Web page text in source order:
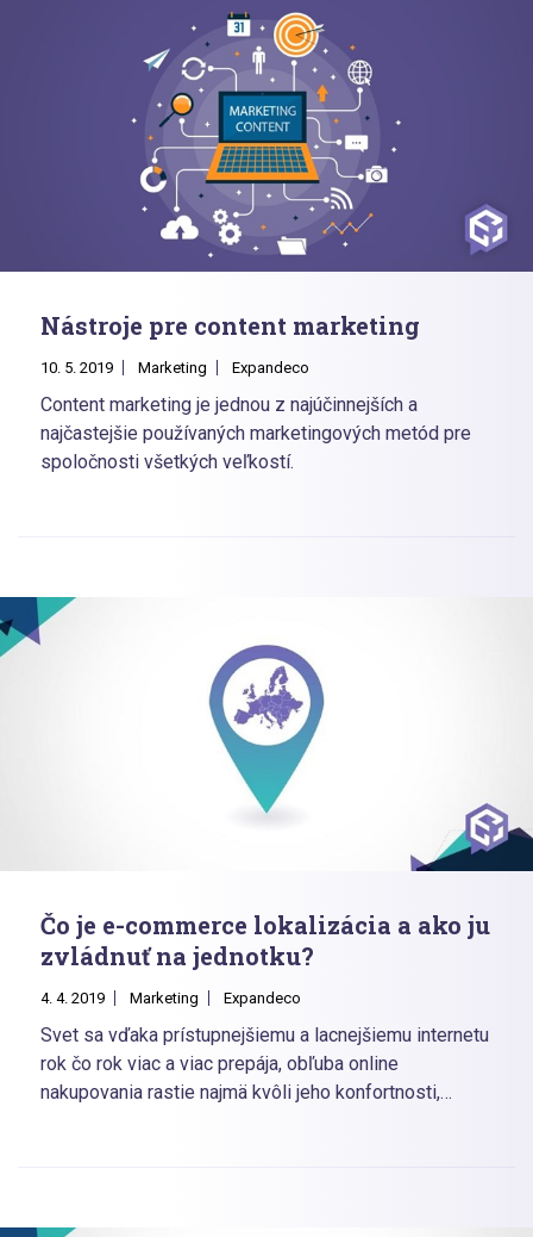
Nástroje pre content marketing
10. 5. 2019 Marketing Expandeco
Content marketing je jednou z najúčinnejších a
najčastejšie používaných marketingových metód pre
spoločnosti všetkých veľkostí.
Čo je e-commerce lokalizácia a ako ju
zvládnuť na jednotku?
4. 4. 2019 Marketing Expandeco
Svet sa vďaka prístupnejšiemu a lacnejšiemu internetu
rok čo rok viac a viac prepája, obľuba online
nakupovania rastie najmä kvôli jeho konfortnosti,